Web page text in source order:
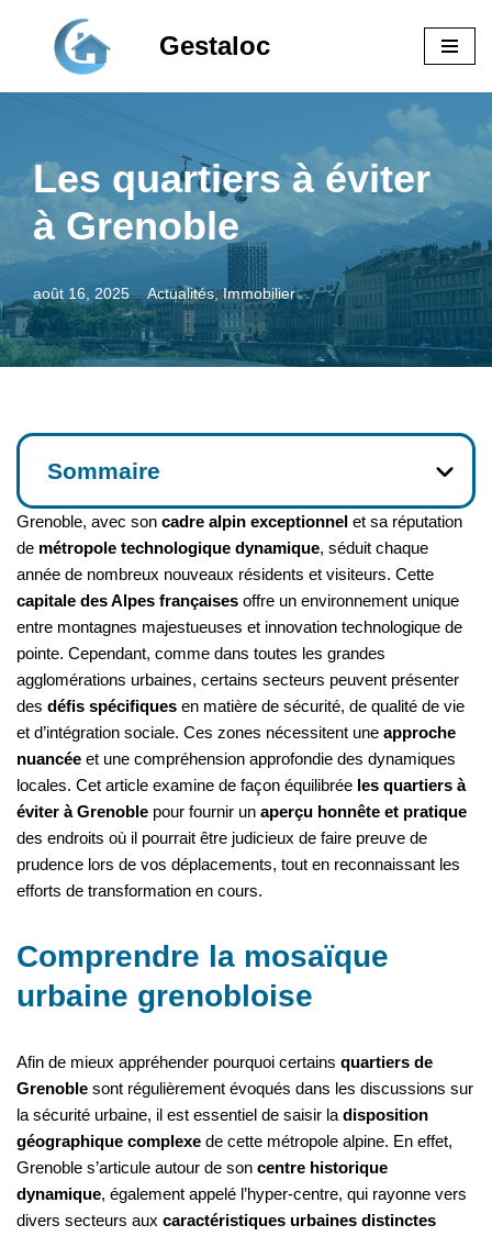
Gestaloc
Les quartiers à éviter
à Grenoble
août 16, 2025 Actualités,Immobilier
Sommaire
Grenoble, avec son cadre alpin exceptionnel et sa réputation
de métropole technologique dynamique, séduit chaque
année de nombreux nouveaux résidents et visiteurs. Cette
capitale des Alpes françaises offre un environnement unique
entre montagnes majestueuses et innovation technologique de
pointe. Cependant, comme dans toutes les grandes
agglomérations urbaines, certains secteurs peuvent présenter
des défis spécifiques en matière de sécurité, de qualité de vie
et d’intégration sociale. Ces zones nécessitent une approche
nuancée et une compréhension approfondie des dynamiques
locales. Cet article examine de façon équilibrée les quartiers à
éviter à Grenoble pour fournir un aperçu honnête et pratique
des endroits où il pourrait être judicieux de faire preuve de
prudence lors de vos déplacements, tout en reconnaissant les
efforts de transformation en cours.
Comprendre la mosaïque
urbaine grenobloise
Afin de mieux appréhender pourquoi certains quartiers de
Grenoble sont régulièrement évoqués dans les discussions sur
la sécurité urbaine, il est essentiel de saisir la disposition
géographique complexe de cette métropole alpine. En effet,
Grenoble s’articule autour de son centre historique
dynamique, également appelé l’hyper-centre, qui rayonne vers
divers secteurs aux caractéristiques urbaines distinctes